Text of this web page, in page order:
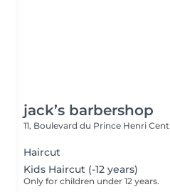
jack’s barbershop
11, Boulevard du Prince Henri
Haircut
Kids Haircut (-12 years)
Only for children under 12 years.